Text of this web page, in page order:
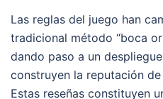
Las reglas del juego han
tradicional método “boca
dando paso a un
construyen la reputación
Estas reseñas constituyen